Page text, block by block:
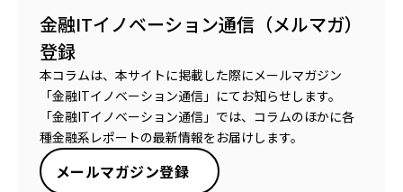
金融ITイノベーション通信（メルマガ）
登録
本コラムは、本サイトに掲載した際にメールマガジン
「金融ITイノベーション通信」にてお知らせします。
「金融ITイノベーション通信」では、コラムのほかに各
種金融系レポートの最新情報をお届けします。
メールマガジン登録